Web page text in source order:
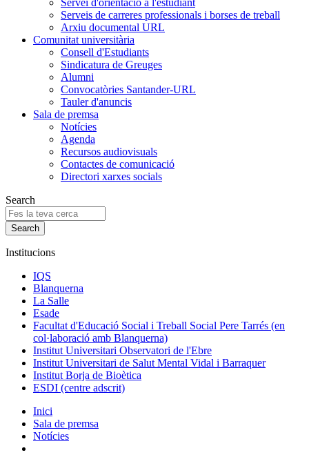
Serveis de carreres professionals i borses de treball
Arxiu documental URL
Comunitat universitària
Consell d'Estudiants
Sindicatura de Greuges
Alumni
Convocatòries Santander-URL
Tauler d'anuncis
Sala de premsa
Notícies
Agenda
Recursos audiovisuals
Contactes de comunicació
Directori xarxes socials
Search
Institucions
IQS
Blanquerna
La Salle
Esade
Facultat d'Educació Social i Treball Social Pere Tarrés (en
col·laboració amb Blanquerna)
Institut Universitari Observatori de l'Ebre
Institut Universitari de Salut Mental Vidal i Barraquer
Institut Borja de Bioètica
ESDI (centre adscrit)
Inici
Sala de premsa
Notícies